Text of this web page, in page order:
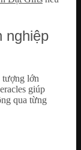
nghiệp
tượng lớn
giúp
qua từng